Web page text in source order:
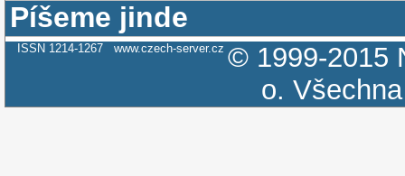
Píšeme jinde
ISSN 1214-1267 www.czech-server.cz © 1999-2015
o.